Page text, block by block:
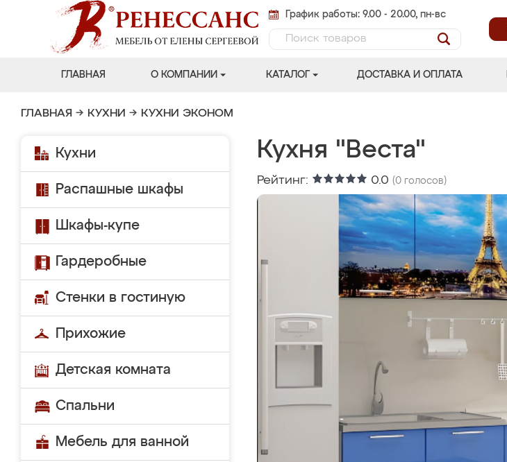
График работы: 9.00 - 20.00, пн-вс
ГЛАВНАЯ О КОМПАНИИ КАТАЛОГ ДОСТАВКА И ОПЛАТА
ГЛАВНАЯ → КУХНИ → КУХНИ ЭКОНОМ
Кухни
Распашные шкафы
Шкафы-купе
Гардеробные
Стенки в гостиную
Прихожие
Детская комната
Спальни
Мебель для ванной
Кухня "Веста"
Рейтинг: 0.0 (0 голосов)